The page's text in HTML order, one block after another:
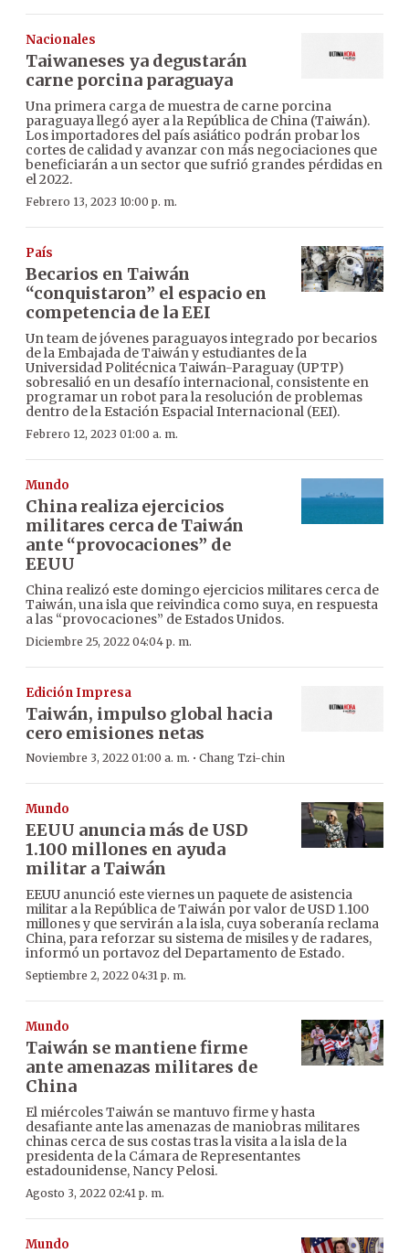
Nacionales
Taiwaneses ya degustarán
carne porcina paraguaya
Una primera carga de muestra de carne porcina
paraguaya llegó ayer a la República de China (Taiwán).
Los importadores del país asiático podrán probar los
cortes de calidad y avanzar con más negociaciones que
beneficiarán a un sector que sufrió grandes pérdidas en
el 2022.
Febrero 13, 2023 10:00 p. m.
País
Becarios en Taiwán
“conquistaron” el espacio en
competencia de la EEI
Un team de jóvenes paraguayos integrado por becarios
de la Embajada de Taiwán y estudiantes de la
Universidad Politécnica Taiwán-Paraguay (UPTP)
sobresalió en un desafío internacional, consistente en
programar un robot para la resolución de problemas
dentro de la Estación Espacial Internacional (EEI).
Febrero 12, 2023 01:00 a. m.
Mundo
China realiza ejercicios
militares cerca de Taiwán
ante “provocaciones” de
EEUU
China realizó este domingo ejercicios militares cerca de
Taiwán, una isla que reivindica como suya, en respuesta
a las “provocaciones” de Estados Unidos.
Diciembre 25, 2022 04:04 p. m.
Edición Impresa
Taiwán, impulso global hacia
cero emisiones netas
Noviembre 3, 2022 01:00 a. m. · Chang Tzi-chin
Mundo
EEUU anuncia más de USD
1.100 millones en ayuda
militar a Taiwán
EEUU anunció este viernes un paquete de asistencia
militar a la República de Taiwán por valor de USD 1.100
millones y que servirán a la isla, cuya soberanía reclama
China, para reforzar su sistema de misiles y de radares,
informó un portavoz del Departamento de Estado.
Septiembre 2, 2022 04:31 p. m.
Mundo
Taiwán se mantiene firme
ante amenazas militares de
China
El miércoles Taiwán se mantuvo firme y hasta
desafiante ante las amenazas de maniobras militares
chinas cerca de sus costas tras la visita a la isla de la
presidenta de la Cámara de Representantes
estadounidense, Nancy Pelosi.
Agosto 3, 2022 02:41 p. m.
Mundo